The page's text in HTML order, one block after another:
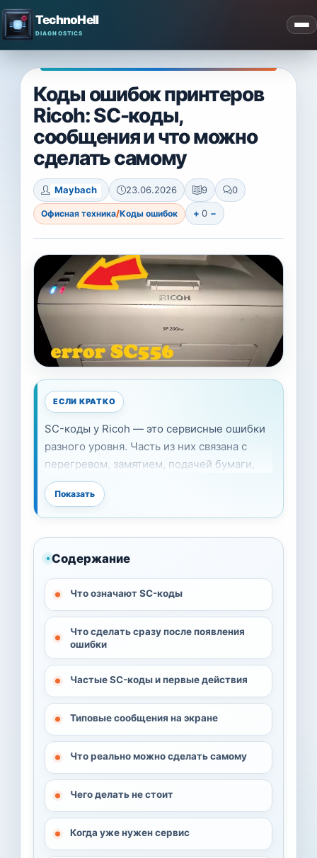
TechnoHell
Коды ошибок принтеров
Ricoh: SC-коды,
сообщения и что можно
сделать самому
Maybach 23.06.2026 9 0
Офисная техника/Коды ошибок + 0 −
ЕСЛИ КРАТКО
SC-коды у Ricoh — это сервисные ошибки
разного уровня. Часть из них связана с
перегревом, замятием, подачей бумаги,
блоками печати или неудачным заданием
на печать. Пользователь обычно может
безопасно проверить питание, бумагу,
лотки, перезапуск, сетевое задание и
расходники. Но ошибки, связанные с узлом
закрепления, высокими напряжениями,
лазером, двигателями и внутренней
электроникой, часто требуют сервиса.
Показать
Содержание
Что означают SC-коды
Что сделать сразу после появления
ошибки
Частые SC-коды и первые действия
Типовые сообщения на экране
Что реально можно сделать самому
Чего делать не стоит
Когда уже нужен сервис